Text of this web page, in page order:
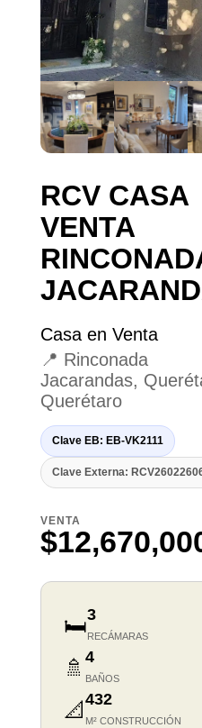
RCV CASA
VENTA
Casa en Venta
📍 Rinconada
Jacarandas,
Querétaro
Clave EB: EB-VK2111
Clave Externa:
VENTA
🛏️3
RECÁMARAS
🚿 4
BAÑOS
📐 432
M² CONSTRUCCIÓN